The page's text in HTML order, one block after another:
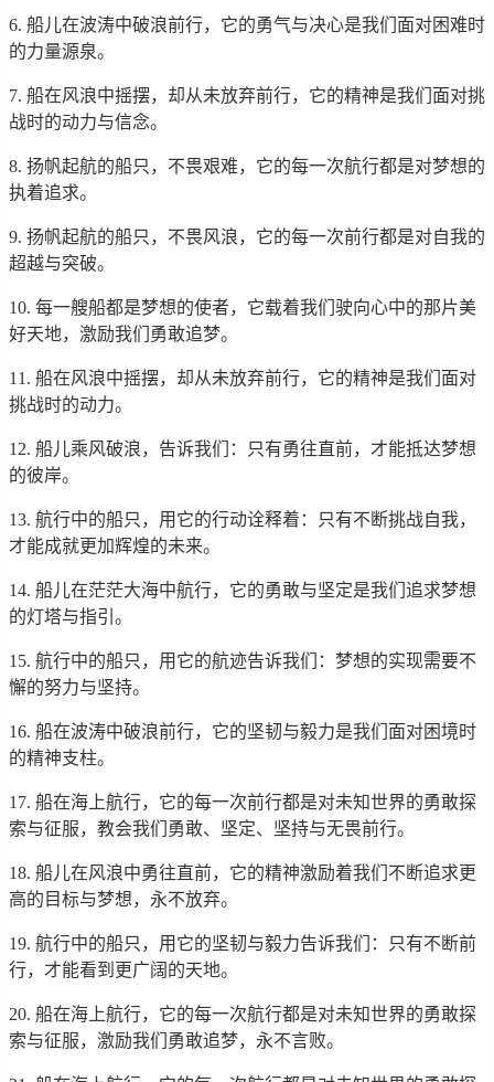
6. 船儿在波涛中破浪前行，它的勇气与决心是我们面对困难时
的力量源泉。
7. 船在风浪中摇摆，却从未放弃前行，它的精神是我们面对挑
战时的动力与信念。
8. 扬帆起航的船只，不畏艰难，它的每一次航行都是对梦想的
执着追求。
9. 扬帆起航的船只，不畏风浪，它的每一次前行都是对自我的
超越与突破。
10. 每一艘船都是梦想的使者，它载着我们驶向心中的那片美
好天地，激励我们勇敢追梦。
11. 船在风浪中摇摆，却从未放弃前行，它的精神是我们面对
挑战时的动力。
12. 船儿乘风破浪，告诉我们：只有勇往直前，才能抵达梦想
的彼岸。
13. 航行中的船只，用它的行动诠释着：只有不断挑战自我，
才能成就更加辉煌的未来。
14. 船儿在茫茫大海中航行，它的勇敢与坚定是我们追求梦想
的灯塔与指引。
15. 航行中的船只，用它的航迹告诉我们：梦想的实现需要不
懈的努力与坚持。
16. 船在波涛中破浪前行，它的坚韧与毅力是我们面对困境时
的精神支柱。
17. 船在海上航行，它的每一次前行都是对未知世界的勇敢探
索与征服，教会我们勇敢、坚定、坚持与无畏前行。
18. 船儿在风浪中勇往直前，它的精神激励着我们不断追求更
高的目标与梦想，永不放弃。
19. 航行中的船只，用它的坚韧与毅力告诉我们：只有不断前
行，才能看到更广阔的天地。
20. 船在海上航行，它的每一次航行都是对未知世界的勇敢探
索与征服，激励我们勇敢追梦，永不言败。